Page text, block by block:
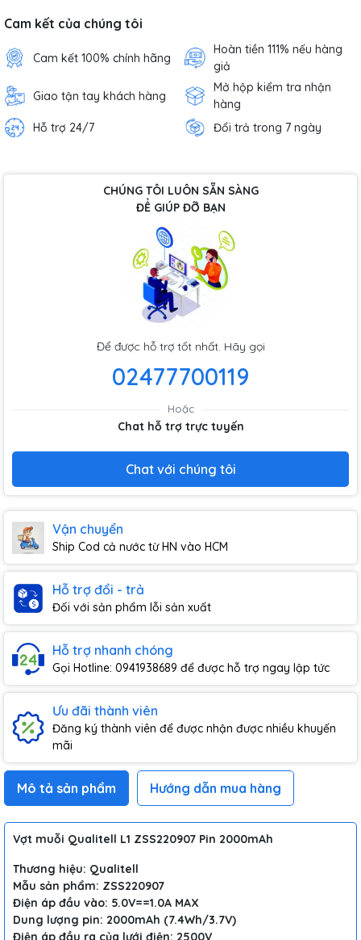
Cam kết của chúng tôi
Cam kết 100% chính hãng
Hoàn tiền 111% nếu hàng
giả
Giao tận tay khách hàng
Mở hộp kiểm tra nhận
hàng
Hỗ trợ 24/7
Đổi trả trong 7 ngày
CHÚNG TÔI LUÔN SẴN SÀNG
ĐỂ GIÚP ĐỠ BẠN
Để được hỗ trợ tốt nhất. Hãy gọi
02477700119
Hoặc
Chat hỗ trợ trực tuyến
Chat với chúng tôi
Vận chuyển
Ship Cod cả nước từ HN vào HCM
Hỗ trợ đổi - trả
Đối với sản phẩm lỗi sản xuất
Hỗ trợ nhanh chóng
Gọi Hotline: 0941938689 để được hỗ trợ ngay lập tức
Ưu đãi thành viên
Đăng ký thành viên để được nhận được nhiều khuyến
mãi
Mô tả sản phẩm Hướng dẫn mua hàng
Vợt muỗi Qualitell L1 ZSS220907 Pin 2000mAh
Thương hiệu: Qualitell
Mẫu sản phẩm: ZSS220907
Điện áp đầu vào: 5.0V==1.0A MAX
Dung lượng pin: 2000mAh (7.4Wh/3.7V)
Điện áp đầu ra của lưới điện: 2500V